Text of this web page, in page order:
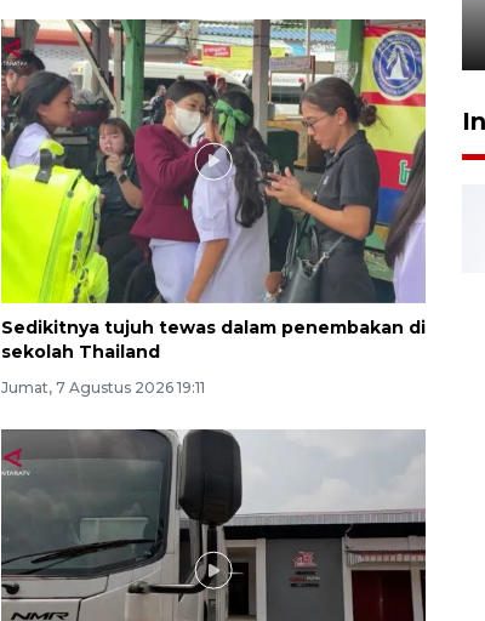
Sedikitnya tujuh tewas dalam penembakan di
sekolah Thailand
Jumat, 7 Agustus 2026 19:11
7 Agustus 2026 22:55